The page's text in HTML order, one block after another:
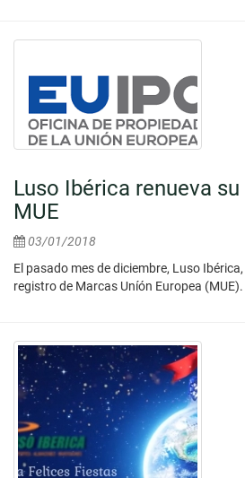
Luso Ibérica renueva
MUE
03/01/2018
El pasado mes de diciembre, Luso
registro de Marcas Uníón Europea (MUE).